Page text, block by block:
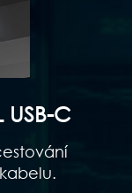
USB-C